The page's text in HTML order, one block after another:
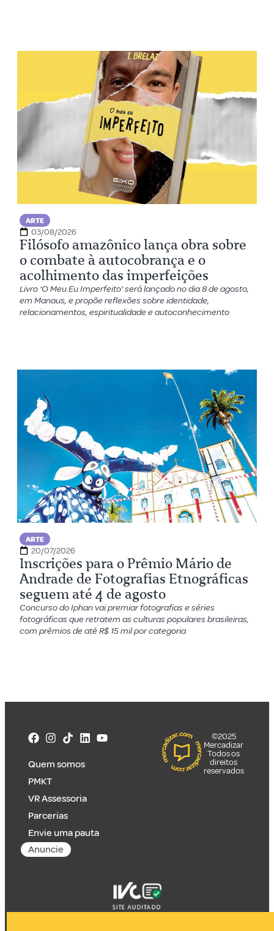
ARTE
03/08/2026
Filósofo amazônico lança obra sobre
o combate à autocobrança e o
acolhimento das imperfeições
Livro ‘O Meu Eu Imperfeito’ será lançado no dia 8 de agosto,
em Manaus, e propõe reflexões sobre identidade,
relacionamentos, espiritualidade e autoconhecimento
ARTE
20/07/2026
Inscrições para o Prêmio Mário de
Andrade de Fotografias Etnográficas
seguem até 4 de agosto
Concurso do Iphan vai premiar fotografias e séries
fotográficas que retratem as culturas populares brasileiras,
com prêmios de até R$ 15 mil por categoria
Quem somos
PMKT
VR Assessoria
Parcerias
Envie uma pauta
Anuncie
©2025
Mercadizar
Todos os
direitos
reservados